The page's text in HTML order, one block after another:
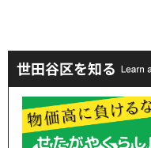
世田谷区を知る